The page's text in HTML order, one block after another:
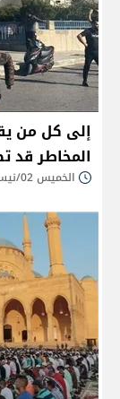
إلى كل من
المخاطر قد
الخميس 02/نيسان/2026 - 10:06 م